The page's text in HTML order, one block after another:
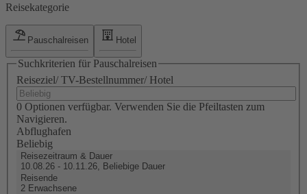
Reisekategorie
Pauschalreisen Hotel
Suchkriterien für Pauschalreisen
Reiseziel/ TV-Bestellnummer/ Hotel
0 Optionen verfügbar. Verwenden Sie die Pfeiltasten zum
Navigieren.
Abflughafen
Beliebig
Reisezeitraum & Dauer
10.08.26 - 10.11.26, Beliebige Dauer
Reisende
2 Erwachsene